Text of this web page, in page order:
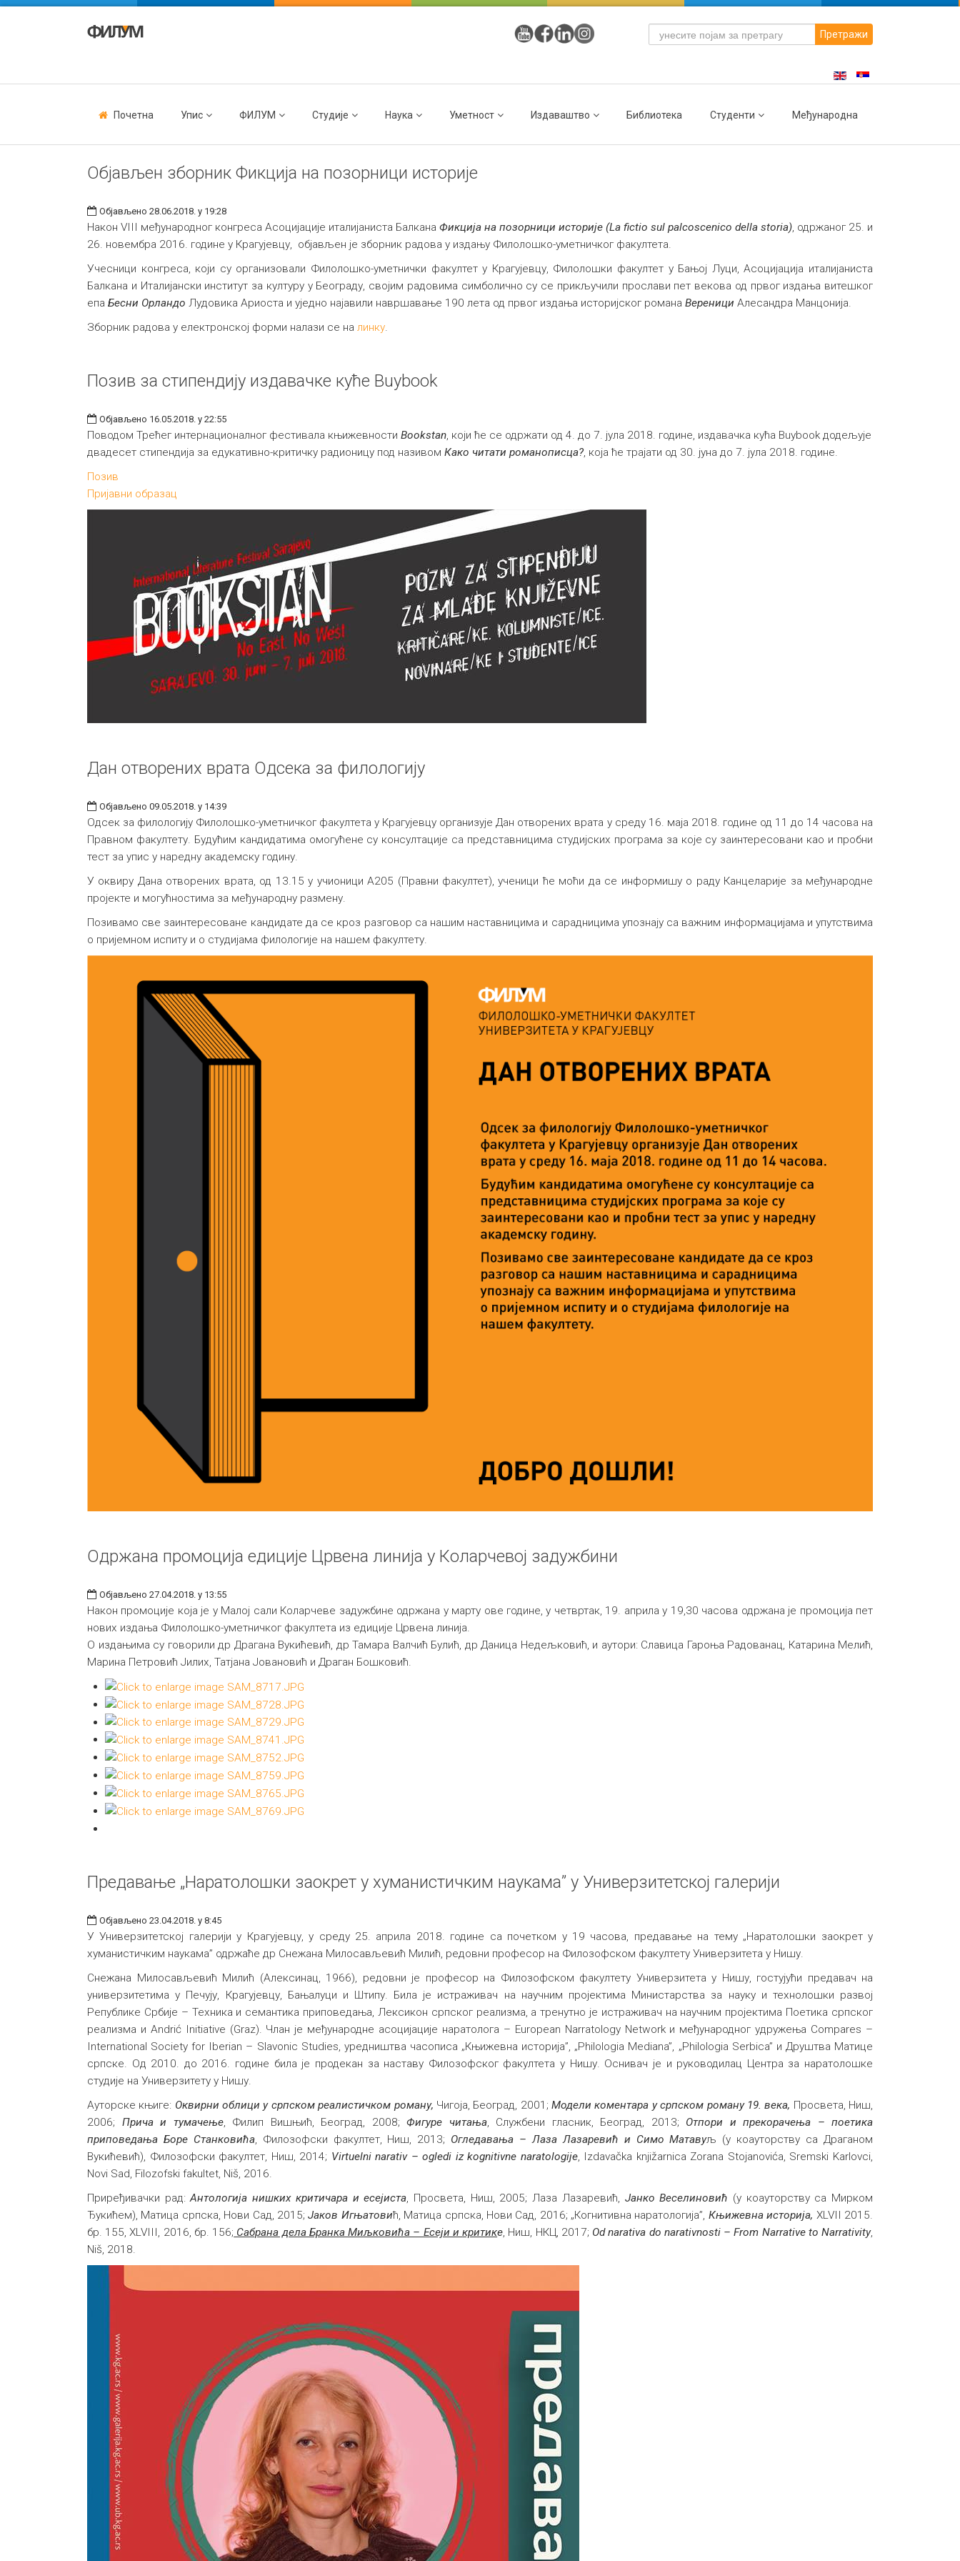
Претражи
Почетна Упис ФИЛУМ Студије Наука Уметност Издаваштво Библиотека Студенти Међународна
Објављен зборник Фикција на позорници историје
Објављено 28.06.2018. у 19:28
Након VIII међународног конгреса Асоцијације италијаниста Балкана Фикција на позорници историје (La fictio sul palcoscenico della storia), одржаног 25. и
26. новембра 2016. године у Крагујевцу, објављен је зборник радова у издању Филолошко-уметничког факултета.
Учесници конгреса, који су организовали Филолошко-уметнички факултет у Крагујевцу, Филолошки факултет у Бањој Луци, Асоцијација италијаниста
Балкана и Италијански институт за културу у Београду, својим радовима симболично су се прикључили прослави пет векова од првог издања витешког
епа Бесни Орландо Лудовика Ариоста и уједно најавили навршавање 190 лета од првог издања историјског романа Вереници Алесандра Манцонија.
Зборник радова у електронској форми налази се на линку.
Позив за стипендију издавачке куће Buybook
Објављено 16.05.2018. у 22:55
Поводом Трећег интернационалног фестивала књижевности Bookstan, који ће се одржати од 4. до 7. јула 2018. године, издавачка кућа Buybook додељује
двадесет стипендија за едукативно-критичку радионицу под називом Како читати романописца?, која ће трајати од 30. јуна до 7. јула 2018. године.
Позив
Пријавни образац
Дан отворених врата Одсека за филологију
Објављено 09.05.2018. у 14:39
Одсек за филологију Филолошко-уметничког факултета у Крагујевцу организује Дан отворених врата у среду 16. маја 2018. године од 11 до 14 часова на
Правном факултету. Будућим кандидатима омогућене су консултације са представницима студијских програма за које су заинтересовани као и пробни
тест за упис у наредну академску годину.
У оквиру Дана отворених врата, од 13.15 у учионици А205 (Правни факултет), ученици ће моћи да се информишу о раду Канцеларије за међународне
пројекте и могућностима за међународну размену.
Позивамо све заинтересоване кандидате да се кроз разговор са нашим наставницима и сарадницима упознају са важним информацијама и упутствима
о пријемном испиту и о студијама филологије на нашем факултету.
Одржана промоција едиције Црвена линија у Коларчевој задужбини
Објављено 27.04.2018. у 13:55
Након промоције која је у Малој сали Коларчеве задужбине одржана у марту ове године, у четвртак, 19. априла у 19,30 часова одржана је промоција пет
нових издања Филолошко-уметничког факултета из едиције Црвена линија.
О издањима су говорили др Драгана Вукићевић, др Тамара Валчић Булић, др Даница Недељковић, и аутори: Славица Гароња Радованац, Катарина Мелић,
Марина Петровић Јилих, Татјана Јовановић и Драган Бошковић.
Предавање „Наратолошки заокрет у хуманистичким наукама” у Универзитетској галерији
Објављено 23.04.2018. у 8:45
У Универзитетској галерији у Крагујевцу, у среду 25. априла 2018. године са почетком у 19 часова, предавање на тему „Наратолошки заокрет у
хуманистичким наукама” одржаће др Снежана Милосављевић Милић, редовни професор на Филозофском факултету Универзитета у Нишу.
Снежана Милосављевић Милић (Алексинац, 1966), редовни је професор на Филозофском факултету Универзитета у Нишу, гостујући предавач на
универзитетима у Печују, Крагујевцу, Бањалуци и Штипу. Била је истраживач на научним пројектима Министарства за науку и технолошки развој
Републике Србије – Техника и семантика приповедања, Лексикон српског реализма, а тренутно је истраживач на научним пројектима Поетика српског
реализма и Andrić Initiative (Graz). Члан је међународне асоцијације наратолога – European Narratology Network и међународног удружења Compares –
International Society for Iberian – Slavonic Studies, уредништва часописа „Књижевна историја”, „Philologia Mediana”, „Philologia Serbica” и Друштва Матице
српске. Од 2010. до 2016. године била је продекан за наставу Филозофског факултета у Нишу. Оснивач је и руководилац Центра за наратолошке
студије на Универзитету у Нишу.
Ауторске књиге: Оквирни облици у српском реалистичком роману, Чигоја, Београд, 2001;Модели коментара у српском роману 19. века, Просвета, Ниш,
2006; Прича и тумачење, Филип Вишњић, Београд, 2008; Фигуре читања, Службени гласник, Београд, 2013; Отпори и прекорачења – поетика
приповедања Боре Станковића, Филозофски факултет, Ниш, 2013; Огледавања – Лаза Лазаревић и Симо Матавуљ (у коауторству са Драганом
Вукићевић), Филозофски факултет, Ниш, 2014; Virtuelni narativ – ogledi iz kognitivne naratologije, Izdavačka knjižarnica Zorana Stojanovića, Sremski Karlovci,
Novi Sad, Filozofski fakultet, Niš, 2016.
Приређивачки рад:Антологија нишких критичара и есејиста, Просвета, Ниш, 2005; Лаза Лазаревић, Јанко Веселиновић (у коауторству са Мирком
Ђукићем), Матица српска, Нови Сад, 2015;Јаков Игњатовић, Матица српска, Нови Сад, 2016; „Когнитивна наратологија”, Књижевна историја, XLVII 2015.
бр. 155, XLVIII, 2016, бр. 156; Сабрана дела Бранка Миљковића – Есеји икритике, Ниш, НКЦ, 2017; Od narativa do narativnosti – From Narrative to Narrativity,
Niš, 2018.